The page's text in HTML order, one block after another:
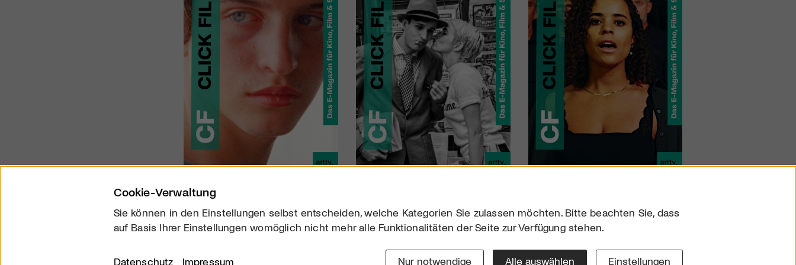
Über uns
Downloads
Impressum
Cookie-Verwaltung
Sie können in den Einstellungen selbst entscheiden, welche Kategorien Sie zulassen möchten. Bitte beachten Sie, dass
auf Basis Ihrer Einstellungen womöglich nicht mehr alle Funktionalitäten der Seite zur Verfügung stehen.
Datenschutz Impressum Nur notwendige Alle auswählen Einstellungen